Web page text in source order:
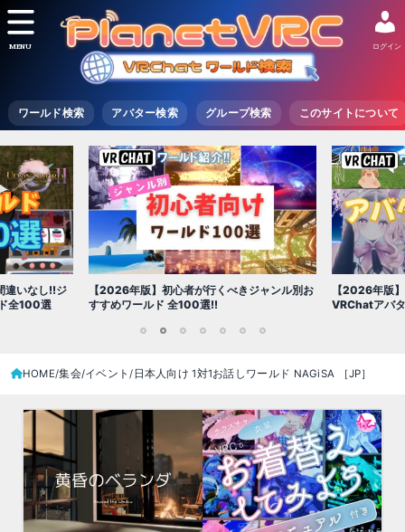
ワールド検索 アバター検索 グループ検索 このサイトについて
ログイン
MENU
ャンル別お
【2026年版】初心者必見!!無料で使える
VRChatアバター（アバターワールド紹介）
【2026年版
世界を味わえ
HOME 集会/イベント 日本人向け 1対1お話しワールド NAGiSA ［JP］